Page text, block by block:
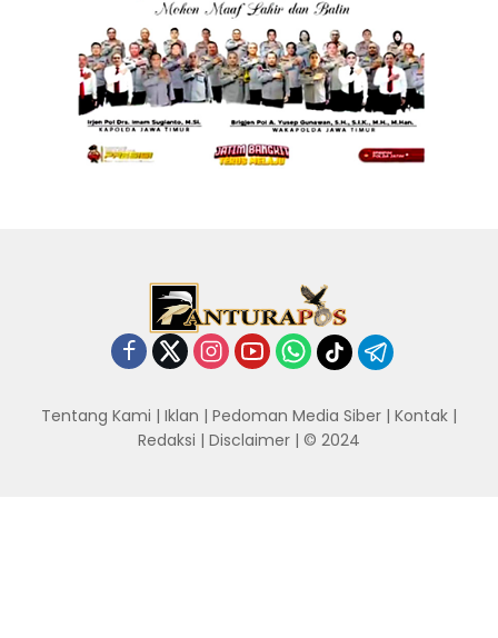
Tentang Kami | Iklan | Pedoman Media Siber | Kontak |
Redaksi | Disclaimer | © 2024